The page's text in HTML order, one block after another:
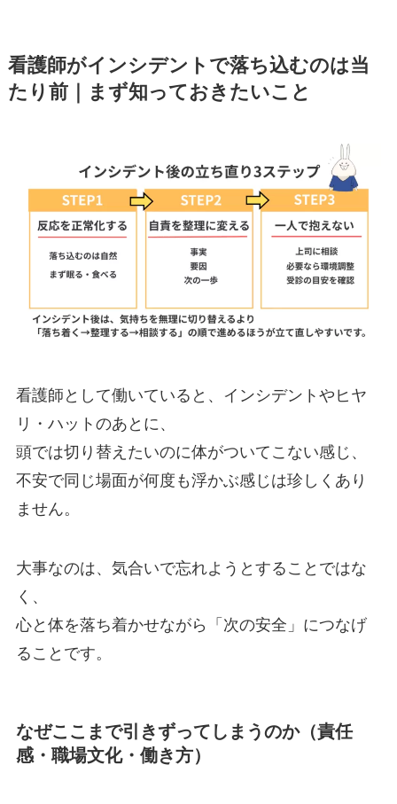
看護師がインシデントで落ち込むのは当
たり前｜まず知っておきたいこと
看護師として働いていると、インシデントやヒヤ
リ・ハットのあとに、
頭では切り替えたいのに体がついてこない感じ、
不安で同じ場面が何度も浮かぶ感じは珍しくあり
ません。
大事なのは、気合いで忘れようとすることではな
く、
心と体を落ち着かせながら「次の安全」につなげ
ることです。
なぜここまで引きずってしまうのか（責任
感・職場文化・働き方）